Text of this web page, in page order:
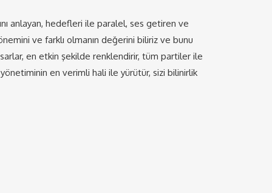
anlayan, hedefleri ile paralel, ses getiren ve
ve farklı olmanın değerini biliriz ve bunu
en etkin şekilde renklendirir, tüm partiler ile
en verimli hali ile yürütür, sizi bilinirlik